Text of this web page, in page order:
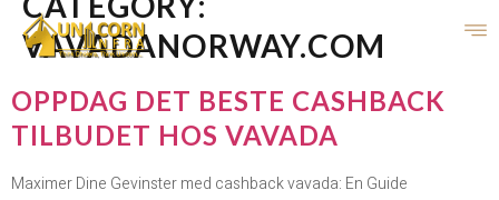
VAVADANORWAY.COM
OPPDAG DET BESTE CASHBACK
TILBUDET HOS VAVADA
Maximer Dine Gevinster med cashback vavada: En Guide